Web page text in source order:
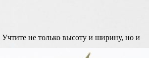
не только высоту и ширину, но и